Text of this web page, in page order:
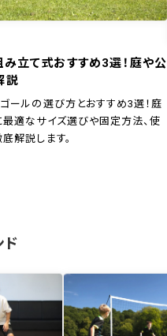
立て式おすすめ3選！庭や公
説
ールの選び方とおすすめ3選！庭
適なサイズ選びや固定方法、使
解説します。
ド